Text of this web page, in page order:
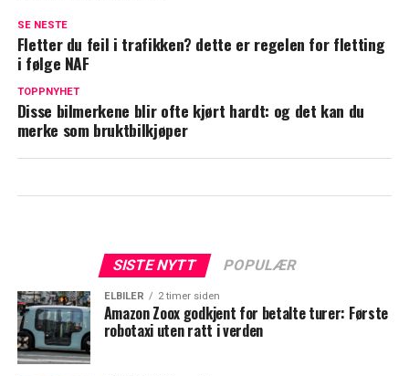
SE NESTE
Fletter du feil i trafikken? dette er regelen for fletting
i følge NAF
TOPPNYHET
Disse bilmerkene blir ofte kjørt hardt: og det kan du
merke som bruktbilkjøper
SISTE NYTT POPULÆR
ELBILER 2 timer siden
Amazon Zoox godkjent for betalte turer: Første
robotaxi uten ratt i verden